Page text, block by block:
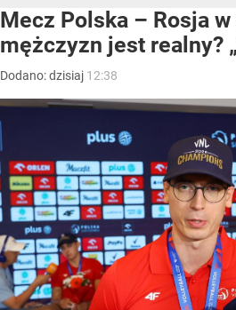
Mecz Polska – Rosja
mężczyzn jest realny?
Dodano:dzisiaj 12:38